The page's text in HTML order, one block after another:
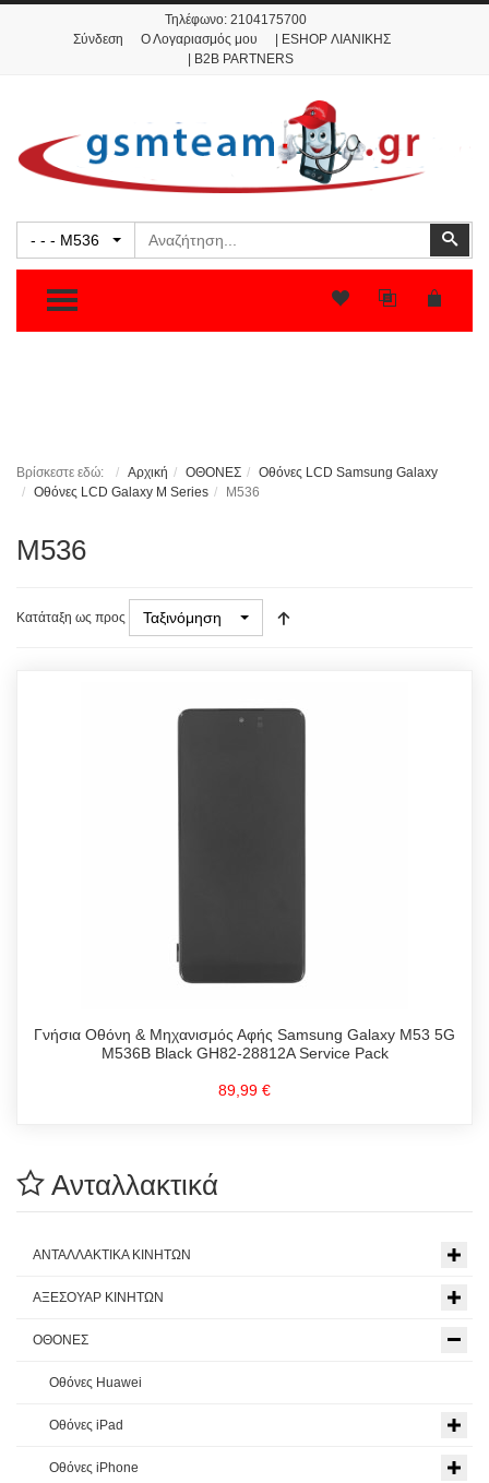
Τηλέφωνο: 2104175700
Σύνδεση
Ο Λογαριασμός μου
| ESHOP ΛΙΑΝΙΚΗΣ
| B2B PARTNERS
- - - M536
TOGGLE MENU
Βρίσκεστε εδώ: Αρχική ΟΘΟΝΕΣ
Οθόνες LCD Samsung Galaxy
Οθόνες LCD Galaxy M Series
M536
M536
Κατάταξη ως προς Ταξινόμηση
Γνήσια Οθόνη & Μηχανισμός Αφής Samsung Galaxy M53 5G
M536B Black GH82-28812A Service Pack
89,99 €
Ανταλλακτικά
ΑΝΤΑΛΛΑΚΤΙΚΑ ΚΙΝΗΤΩΝ
ΑΞΕΣΟΥΑΡ ΚΙΝΗΤΩΝ
ΟΘΟΝΕΣ
Οθόνες Huawei
Οθόνες iPad
Οθόνες iPhone